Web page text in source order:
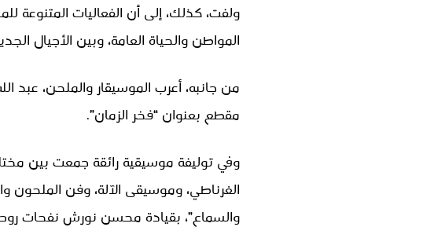
ولفت، كذلك، إلى أن الفعاليات المتنوعة
المواطن والحياة العامة، وبين الأجيال
من جانبه، أعرب الموسيقار والملحن، عبد
مقطع بعنوان “فخر الزمان”.
وفي توليفة موسيقية رائقة جمعت بين
الغرناطي، وموسيقى الآلة، وفن الملحون
والسماع”، بقيادة محسن نورش نفحات